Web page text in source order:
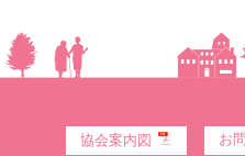
協会案内図 お